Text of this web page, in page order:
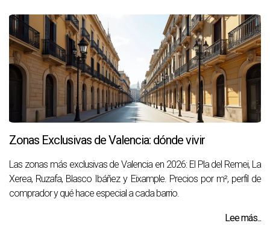
Zonas Exclusivas de Valencia: dónde vivir
Las zonas más exclusivas de Valencia en 2026: El Pla del Remei, La
Xerea, Ruzafa, Blasco Ibáñez y Eixample. Precios por m², perfil de
comprador y qué hace especial a cada barrio.
Lee más...